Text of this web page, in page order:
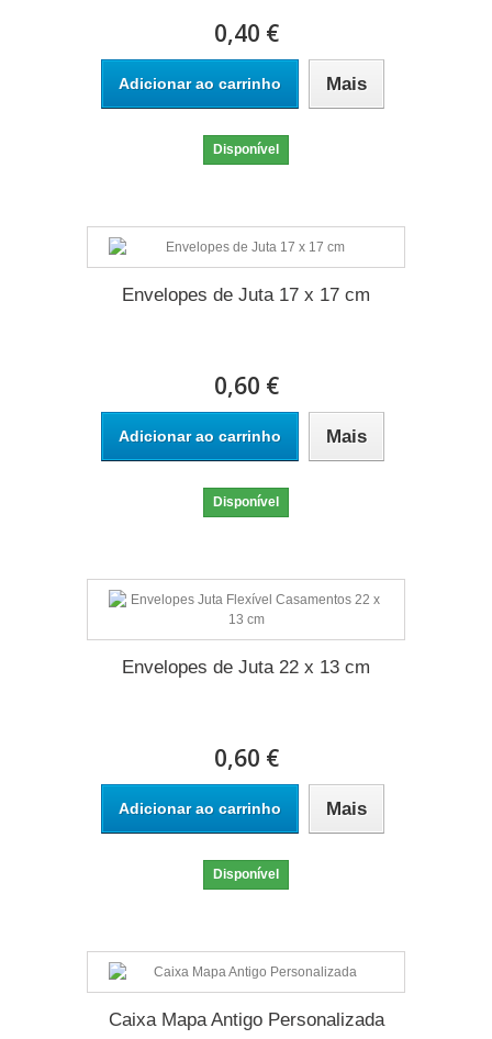
0,40 €
Adicionar ao carrinho Mais
Disponível
Envelopes de Juta 17 x 17 cm
0,60 €
Adicionar ao carrinho Mais
Disponível
Envelopes de Juta 22 x 13 cm
0,60 €
Adicionar ao carrinho Mais
Disponível
Caixa Mapa Antigo Personalizada